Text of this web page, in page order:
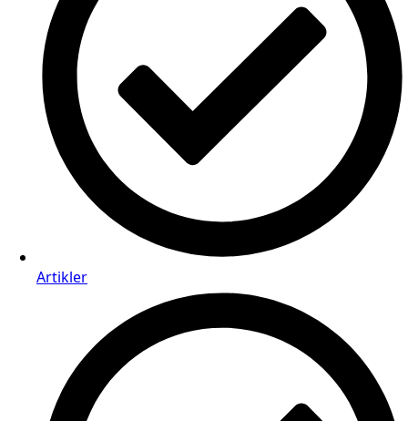
Artikler